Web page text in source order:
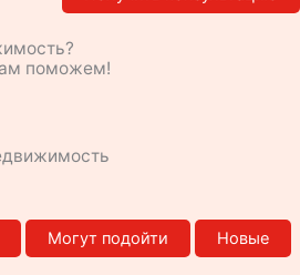
поможем!
Могут подойти
Новые